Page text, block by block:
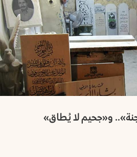
و«جحيم لا يُطاق»